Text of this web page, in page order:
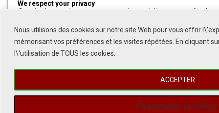
Nous utilisons des cookies sur notre site Web pour vous offrir
mémorisant vos préférences et les visites répétées. En cliquant
l\'utilisation de TOUS les cookies.
Personnaliser les Cookies
ACCEPTER
We respect your privacy
Cookies help us improve your experience, deliver personalized
Allto decline non-essential cookies.
Reject All
Powered by
1